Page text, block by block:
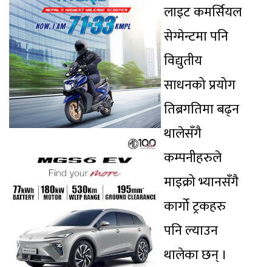
लाइट कमर्सियल
सेग्मेन्टमा पनि
विद्युतीय
साधनको प्रयोग
तिब्रगतिमा बढ्न
थालेसँगै
कम्पनीहरुले
माइक्रो भ्यानसँगै
कार्गो ट्रकहरु
पनि ल्याउन
थालेका छन् ।